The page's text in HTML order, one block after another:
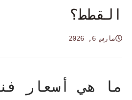
القطط؟
مارس 6, 2026
ما هي أسعار